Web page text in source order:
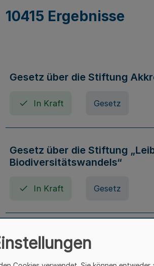
10415 Ergebnisse
Gesetz über die Stiftung
In Kraft Gesetz
Gesetz über die Stiftung
Biodiversitätswandels“
In Kraft Gesetz
Gesetz über die
(Kunsthochschulgesetz -